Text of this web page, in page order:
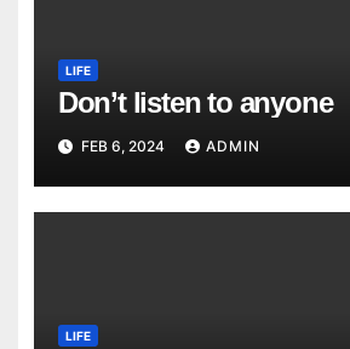
LIFE
Don’t listen to anyone
FEB 6, 2024 ADMIN
LIFE